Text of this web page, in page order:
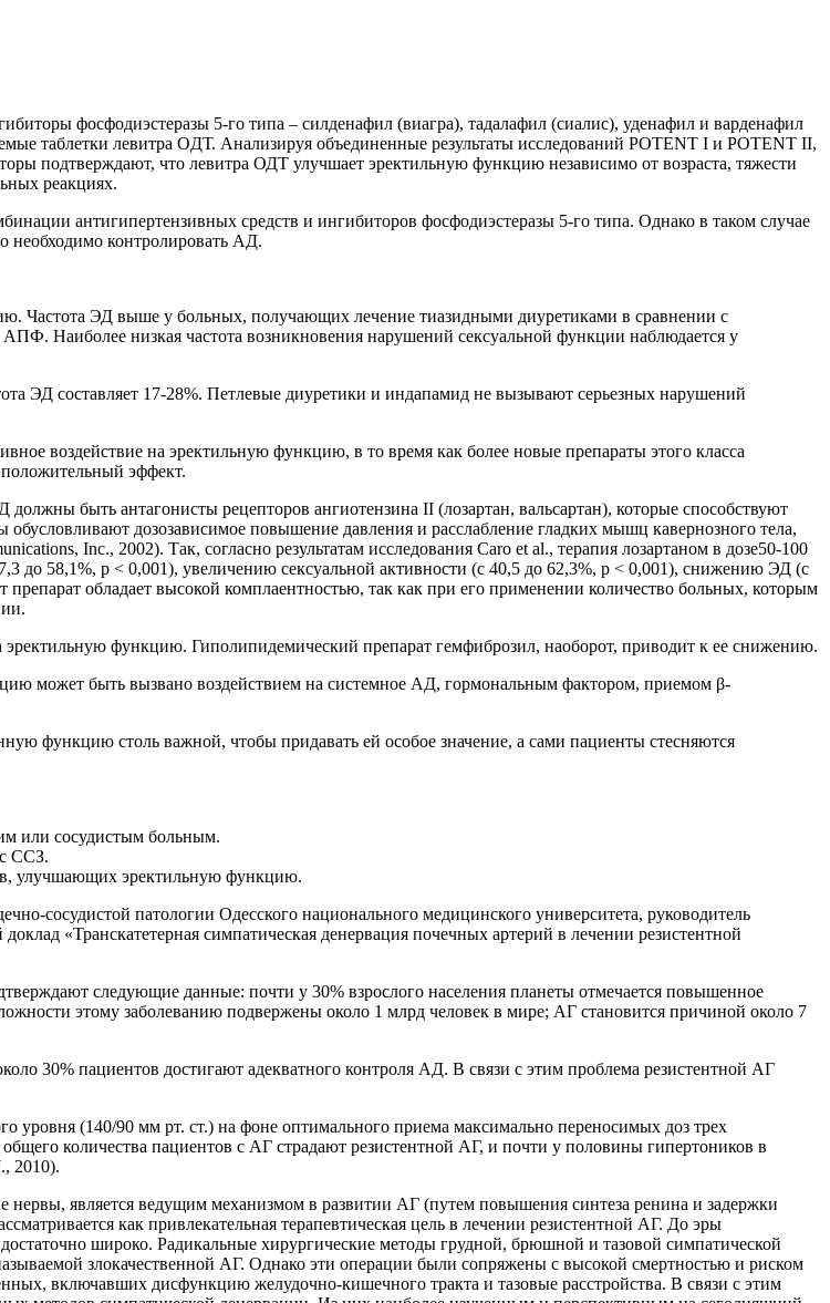
фосфодиэстеразы 5-го типа – силденафил (виагра), тадалафил (сиалис), уденафил и варденафил
таблетки левитра OДТ. Анализируя объединенные результаты исследований POTENT I и POTENT II,
подтверждают, что левитра ОДТ улучшает эректильную функцию независимо от возраста, тяжести
реакциях.
антигипертензивных средств и ингибиторов фосфодиэстеразы 5-го типа. Однако в таком случае
необходимо контролировать АД.
Частота ЭД выше у больных, получающих лечение тиазидными диуретиками в сравнении с
Наиболее низкая частота возникновения нарушений сексуальной функции наблюдается у
ЭД составляет 17-28%. Петлевые диуретики и индапамид не вызывают серьезных нарушений
воздействие на эректильную функцию, в то время как более новые препараты этого класса
эффект.
быть антагонисты рецепторов ангиотензина II (лозартан, вальсартан), которые способствуют
дозозависимое повышение давления и расслабление гладких мышц кавернозного тела,
Inc., 2002). Так, согласно результатам исследования Caro et al., терапия лозартаном в дозе50-100
до 58,1%, р < 0,001), увеличению сексуальной активности (с 40,5 до 62,3%, р < 0,001), снижению ЭД (с
обладает высокой комплаентностью, так как при его применении количество больных, которым
эректильную функцию. Гиполипидемический препарат гемфиброзил, наоборот, приводит к ее снижению.
может быть вызвано воздействием на системное АД, гормональным фактором, приемом β-
функцию столь важной, чтобы придавать ей особое значение, а сами пациенты стесняются
или сосудистым больным.
ССЗ.
улучшающих эректильную функцию.
сосудистой патологии Одесского национального медицинского университета, руководитель
доклад «Транскатетерная симпатическая денервация почечных артерий в лечении резистентной
следующие данные: почти у 30% взрослого населения планеты отмечается повышенное
этому заболеванию подвержены около 1 млрд человек в мире; АГ становится причиной около 7
30% пациентов достигают адекватного контроля АД. В связи с этим проблема резистентной АГ
уровня (140/90 мм рт. ст.) на фоне оптимального приема максимально переносимых доз трех
количества пациентов с АГ страдают резистентной АГ, и почти у половины гипертоников в
2010).
является ведущим механизмом в развитии АГ (путем повышения синтеза ренина и задержки
как привлекательная терапевтическая цель в лечении резистентной АГ. До эры
широко. Радикальные хирургические методы грудной, брюшной и тазовой симпатической
злокачественной АГ. Однако эти операции были сопряжены с высокой смертностью и риском
включавших дисфункцию желудочно-кишечного тракта и тазовые расстройства. В связи с этим